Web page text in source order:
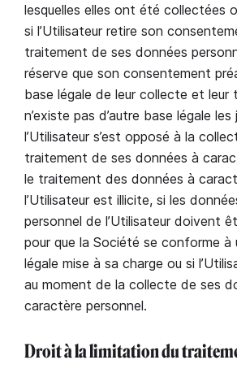
lesquelles elles ont été collectées
si l’Utilisateur retire son
traitement de ses données
réserve que son consentement
base légale de leur collecte et leur
n’existe pas d’autre base légale
l’Utilisateur s’est opposé à la
traitement de ses données à
le traitement des données à
l’Utilisateur est illicite, si les
personnel de l’Utilisateur doivent
pour que la Société se conforme à
légale mise à sa charge ou si
au moment de la collecte de ses
caractère personnel.
Droit à la limitation du